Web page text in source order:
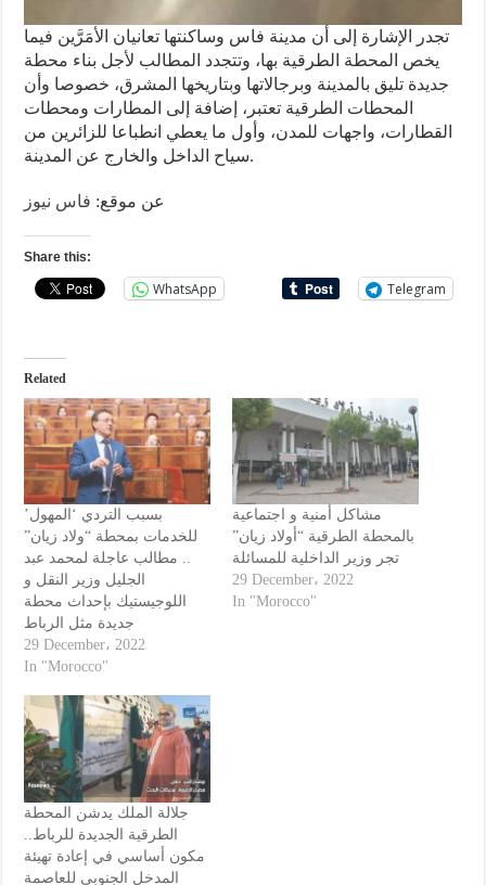
تجدر الإشارة إلى أن مدينة فاس وساكنتها تعانيان الأمَرَّين فيما
يخص المحطة الطرقية بها، وتتجدد المطالب لأجل بناء محطة
جديدة تليق بالمدينة وبرجالاتها وبتاريخها المشرق، خصوصا وأن
المحطات الطرقية تعتبر، إضافة إلى المطارات ومحطات
القطارات، واجهات للمدن، وأول ما يعطي انطباعا للزائرين من
سياح الداخل والخارج عن المدينة.
عن موقع: فاس نيوز
Share this:
WhatsApp Telegram
Related
بسبب التردي ‘المهول’
للخدمات بمحطة “ولاد زيان”
.. مطالب عاجلة لمحمد عبد
الجليل وزير النقل و
اللوجيستيك بإحداث محطة
جديدة مثل الرباط
29 December، 2022
In "Morocco"
مشاكل أمنية و اجتماعية
بالمحطة الطرقية “أولاد زيان”
تجر وزير الداخلية للمسائلة
29 December، 2022
In "Morocco"
جلالة الملك يدشن المحطة
الطرقية الجديدة للرباط..
مكون أساسي في إعادة تهيئة
المدخل الجنوبي للعاصمة